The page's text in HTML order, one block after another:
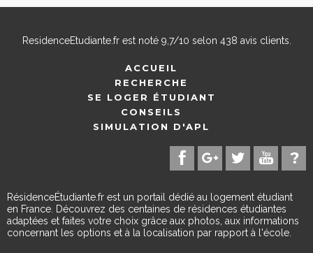
ResidenceEtudiante.frest noté 9,7/10 selon 438 avis clients.
ACCUEIL
RECHERCHE
SE LOGER ÉTUDIANT
CONSEILS
SIMULATION D'APL
RésidenceÉtudiante.fr est un portail dédié au logement étudiant
en France. Découvrez des centaines de résidences étudiantes
adaptées et faites votre choix grâce aux photos, aux informations
concernant les options et à la localisation par rapport à l'école.